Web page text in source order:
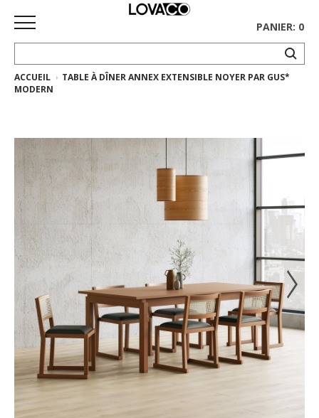
ACCUEIL
Collection
complète
Collection
Ethnicraft
Collection
Gus*
Tapis
Vente
démonstrateurs
Luminaires
Miroirs
PANIER: 0
ACCUEIL
TABLE À DÎNER ANNEX EXTENSIBLE NOYER PAR GUS*
MODERN